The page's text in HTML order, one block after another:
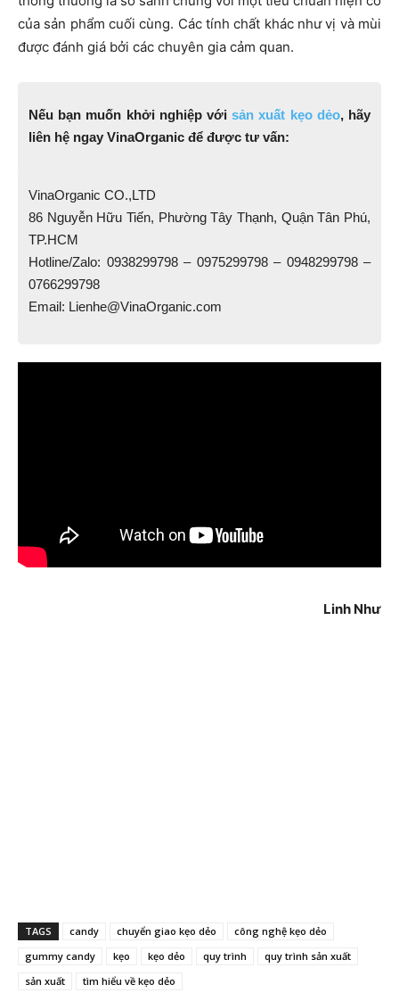
của sản phẩm cuối cùng. Các tính chất khác như vị và mùi
được đánh giá bởi các chuyên gia cảm quan.
Nếu bạn muốn khởi nghiệp vớisản xuất kẹo dẻo, hãy
liên hệ ngay VinaOrganic để được tư vấn:
VinaOrganic CO.,LTD
86 Nguyễn Hữu Tiến, Phường Tây Thạnh, Quận Tân Phú,
TP.HCM
Hotline/Zalo: 0938299798 – 0975299798 – 0948299798 –
0766299798
Email: Lienhe@VinaOrganic.com
Linh Như
TAGS candy chuyển giao kẹo dẻo
công nghệ kẹo dẻo
gummy candy
kẹo kẹo dẻo quy trình
quy trình sản xuất
sản xuất
tìm hiểu về kẹo dẻo